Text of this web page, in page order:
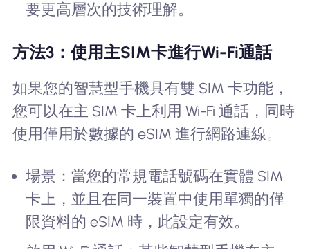
要更高層次的技術理解。
方法3：使用主SIM卡進行Wi-Fi通話
如果您的智慧型手機具有雙 SIM 卡功能，
您可以在主 SIM 卡上利用 Wi-Fi 通話，同時
使用僅用於數據的 eSIM 進行網路連線。
場景：當您的常規電話號碼在實體 SIM
卡上，並且在同一裝置中使用單獨的僅
限資料的 eSIM 時，此設定有效。